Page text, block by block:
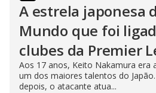
A estrela japonesa
Mundo que foi
clubes da Premier
Aos 17 anos, Keito Nakamura era
um dos maiores talentos do
depois, o atacante atua...